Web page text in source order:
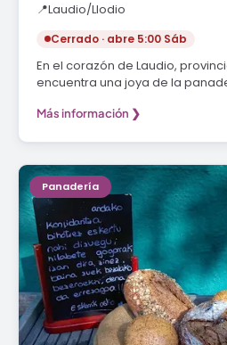
📍Laudio/Llodio
Cerrado · abre 5:00 Sáb
En el corazón de Laudio,
encuentra una joya de la
Más información ❯
Panadería